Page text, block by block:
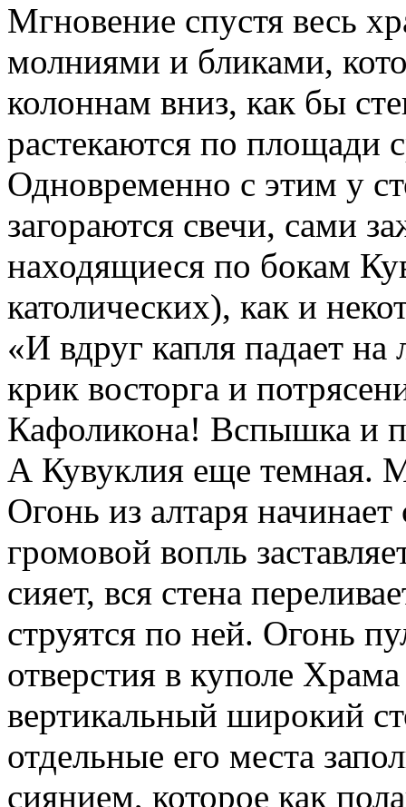
Мгновение спустя весь
молниями и бликами,
колоннам вниз, как бы
растекаются по площади
Одновременно с этим у
загораются свечи, сами
находящиеся по бокам
католических), как и
«И вдруг капля падает на
крик восторга и
Кафоликона! Вспышка и
А Кувуклия еще темная.
Огонь из алтаря
громовой вопль
сияет, вся стена
струятся по ней. Огонь
отверстия в куполе
вертикальный широкий
отдельные его места
сиянием, которое как